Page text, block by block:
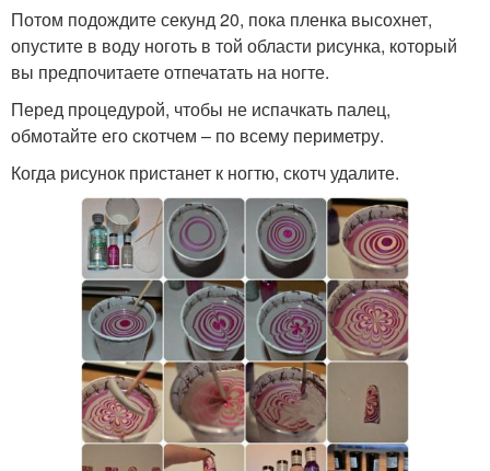
Потом подождите секунд 20, пока пленка высохнет,
опустите в воду ноготь в той области рисунка, который
вы предпочитаете отпечатать на ногте.
Перед процедурой, чтобы не испачкать палец,
обмотайте его скотчем – по всему периметру.
Когда рисунок пристанет к ногтю, скотч удалите.